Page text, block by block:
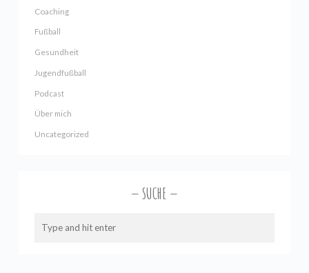
Coaching
Fußball
Gesundheit
Jugendfußball
Podcast
Über mich
Uncategorized
SUCHE